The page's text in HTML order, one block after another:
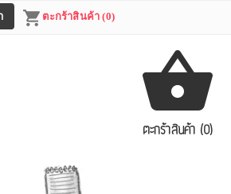
ตะกร้าสินค้า (0)
ตะกร้าสินค้า (0)